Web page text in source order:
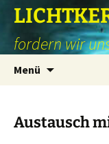
Zum
Inhalt
springen
fordern wir
Menü
Austausch